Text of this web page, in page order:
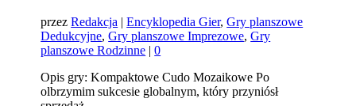
przezRedakcja |Encyklopedia Gier,Gry planszowe
Dedukcyjne,Gry planszowe Imprezowe,Gry
planszowe Rodzinne |0
Opis gry: Kompaktowe Cudo Mozaikowe Po
olbrzymim sukcesie globalnym, który przyniósł